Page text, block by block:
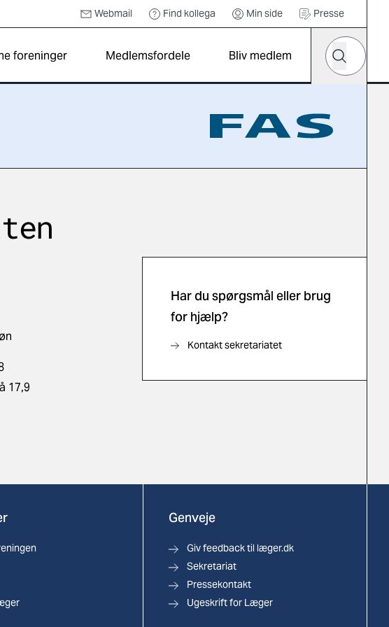
Webmail Find kollega Min side Presse
foreninger Medlemsfordele Bliv medlem
Hvad leder
Søg
17,9
Har du spørgsmål eller brug
for hjælp?
Kontakt sekretariatet
Genveje
Giv feedback til læger.dk
Sekretariat
Pressekontakt
Ugeskrift for Læger